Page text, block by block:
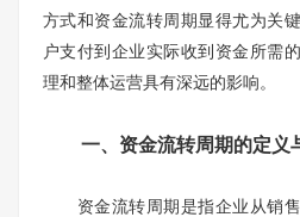
方式和资金流转周期显得尤为关
户支付到企业实际收到资金所需
理和整体运营具有深远的影响。
一、资金流转周期的定义
资金流转周期是指企业从销售